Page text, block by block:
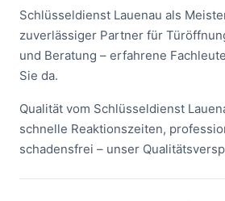
Schlüsseldienst Lauenau als
zuverlässiger Partner für
und Beratung – erfahrene
Sie da.
Qualität vom Schlüsseldienst
schnelle Reaktionszeiten,
schadensfrei – unser